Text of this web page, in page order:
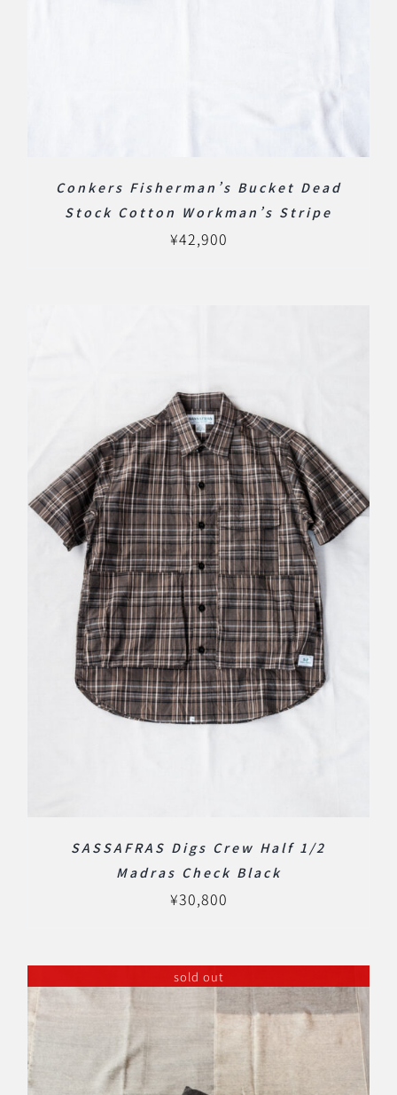
Conkers Fisherman’s Bucket Dead
Stock Cotton Workman’s Stripe
¥42,900
SASSAFRAS Digs Crew Half 1/2
Madras Check Black
¥30,800
sold out